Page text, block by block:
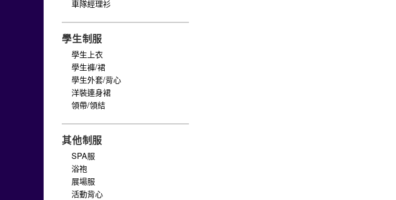
車隊經理衫
學生制服
學生上衣
學生褲/裙
學生外套/背心
洋裝連身裙
領帶/領結
其他制服
SPA服
浴袍
展場服
活動背心